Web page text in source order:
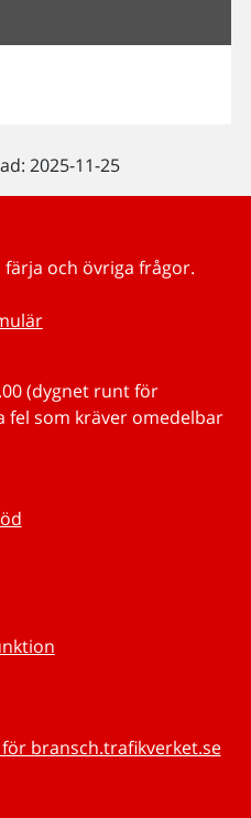
2025-11-25
och övriga frågor.
(dygnet runt för
som kräver omedelbar
bransch.trafikverket.se